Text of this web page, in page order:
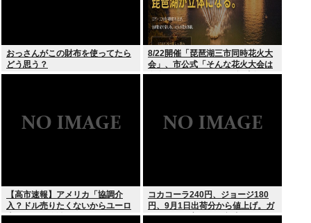
おっさんがこの財布を使ってたら
どう思う？
8/22開催「琵琶湖三市同時花火大
会」、市公式「そんな花火大会は
存在しない」→ SNS阿鼻叫喚
【高市速報】アメリカ「協調介
入？ドル売りたくないからユーロ
売るわ」EU激怒www
コカコーラ240円、ジョージ180
円、9月1日出荷分から値上げ。ガ
ソリンより高いとか意味不明すぎ